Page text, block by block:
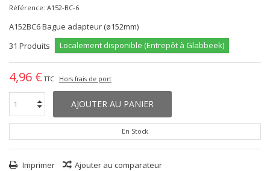
Référence: A152-BC-6
A152BC6 Bague adapteur (ø152mm)
31 Produits Localement disponible (Entrepôt à Glabbeek)
4,96 € TTC Hors frais de port
AJOUTER AU PANIER
En Stock
Imprimer Ajouter au comparateur